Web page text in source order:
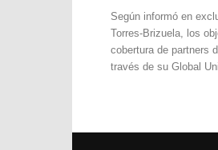
Según informó en
Torres-Brizuela, los
cobertura de partners
través de su Global